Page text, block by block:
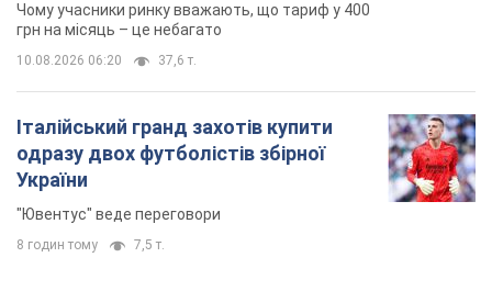
Чому учасники ринку вважають, що тариф у 400
грн на місяць – це небагато
10.08.2026 06:20 37,6 т.
Італійський гранд захотів купити
одразу двох футболістів збірної
України
"Ювентус" веде переговори
8 годин тому 7,5 т.